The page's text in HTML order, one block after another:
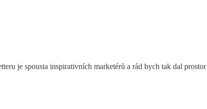
je spousta inspirativních marketérů a rád bych tak dal